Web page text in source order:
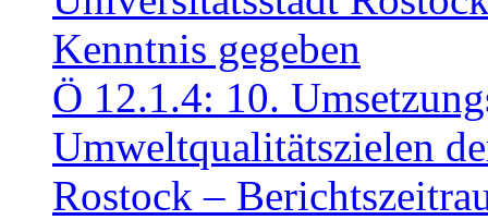
Kenntnis gegeben
Ö 12.1.4: 10.
Umweltqualitätszielen
Rostock –